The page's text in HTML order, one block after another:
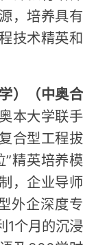
，培养具有
技术精英和
）（中奥合
本大学联手
合型工程拔
”精英培养模
，企业导师
外企深度专
1个月的沉浸